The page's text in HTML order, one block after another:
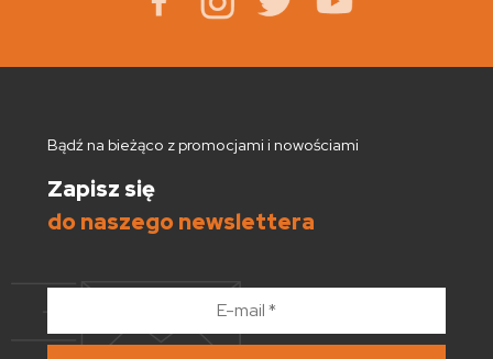
Bądź na bieżąco z promocjami i nowościami
Zapisz się
do naszego newslettera
*